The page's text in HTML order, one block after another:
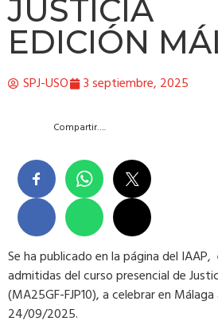
JUSTICIA
EDICIÓN
SPJ-USO 3 septiembre, 2025
Compartir….
Se ha publicado en la página del
admitidas del curso presencial de
(MA25GF-FJP10), a celebrar en
24/09/2025.